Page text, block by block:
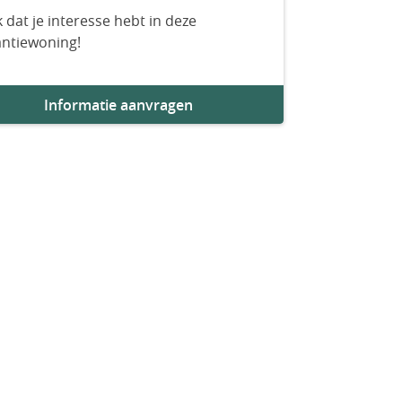
dat je interesse hebt in deze
Informatie aanvragen